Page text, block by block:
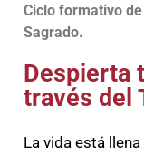
Ciclo formativo
Sagrado.
Despierta
través del
La vida está